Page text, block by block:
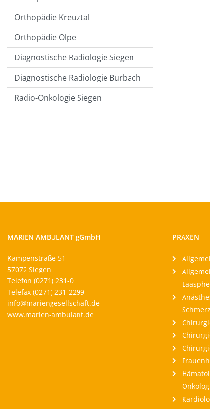
Orthopädie Kreuztal
Orthopädie Olpe
Diagnostische Radiologie Siegen
Diagnostische Radiologie Burbach
Radio-Onkologie Siegen
MARIEN AMBULANT gGmbH
Kampenstraße 51
57072 Siegen
Telefon (0271) 231-0
Telefax (0271) 231-2299
info@mariengesellschaft.de
www.marien-ambulant.de
PRAXEN
Laasphe